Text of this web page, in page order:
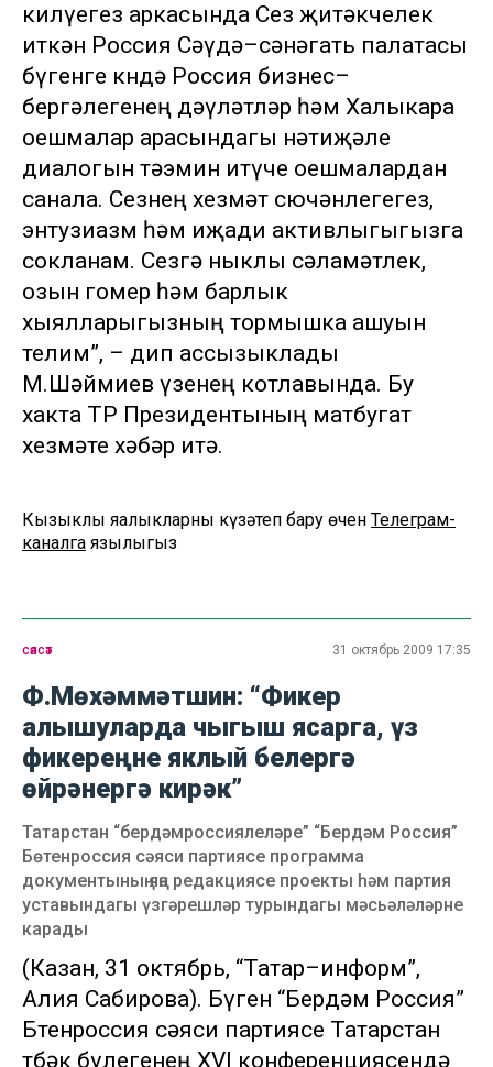
килүегез аркасында Сез җитәкчелек
иткән Россия Сәүдә–сәнәгать палатасы
бүгенге көндә Россия бизнес–
бергәлегенең дәүләтләр һәм Халыкара
оешмалар арасындагы нәтиҗәле
диалогын тәэмин итүче оешмалардан
санала. Сезнең хезмәт сөючәнлегегез,
энтузиазм һәм иҗади активлыгыгызга
сокланам. Сезгә ныклы сәламәтлек,
озын гомер һәм барлык
хыялларыгызның тормышка ашуын
телим”, – дип ассызыклады
М.Шәймиев үзенең котлавында. Бу
хакта ТР Президентының матбугат
хезмәте хәбәр итә.
Кызыклы яңалыкларны күзәтеп бару өчен Телеграм-
каналга язылыгыз
сәясәт 31 октябрь 2009 17:35
Ф.Мөхәммәтшин: “Фикер
алышуларда чыгыш ясарга, үз
фикереңне яклый белергә
өйрәнергә кирәк”
Татарстан “бердәмроссиялеләре” “Бердәм Россия”
Бөтенроссия сәяси партиясе программа
документының яңа редакциясе проекты һәм партия
уставындагы үзгәрешләр турындагы мәсьәләләрне
карады
(Казан, 31 октябрь, “Татар–информ”,
Алия Сабирова). Бүген “Бердәм Россия”
Бөтенроссия сәяси партиясе Татарстан
төбәк бүлегенең XVI конференциясендә